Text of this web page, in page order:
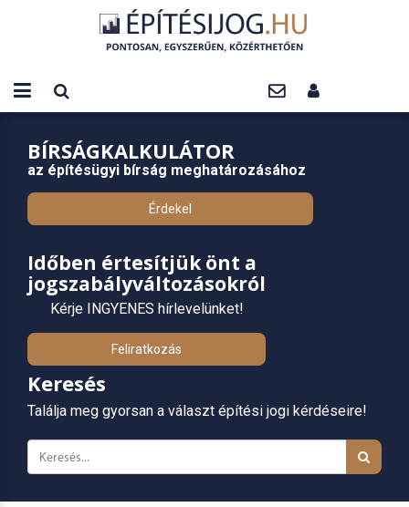
BÍRSÁGKALKULÁTOR
az építésügyi bírság meghatározásához
Érdekel
Időben értesítjük önt a
jogszabályváltozásokról
Kérje INGYENES hírlevelünket!
Feliratkozás
Keresés
Találja meg gyorsan a választ építési jogi kérdéseire!